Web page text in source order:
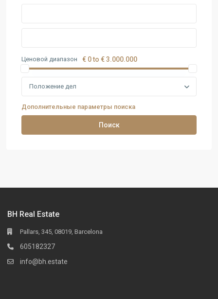
Ценовой диапазон € 0 to € 3.000.000
Положение дел
Дополнительные параметры поиска
Поиск
BH Real Estate
Pallars, 345, 08019, Barcelona
605182327
info@bh.estate